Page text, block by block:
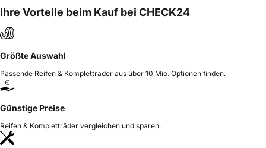
Ihre Vorteile beim Kauf bei CHECK24
Größte Auswahl
Passende Reifen & Kompletträder aus über 10 Mio. Optionen finden.
Günstige Preise
Reifen & Kompletträder vergleichen und sparen.